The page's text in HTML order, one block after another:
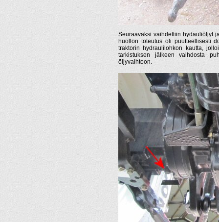
Seuraavaksi vaihdettiin hydauliöljyt
huollon toteutus oli puutteellisesti
traktorin hydraulilohkon kautta,
tarkistuksen jälkeen vaihdosta
öljyvaihtoon.